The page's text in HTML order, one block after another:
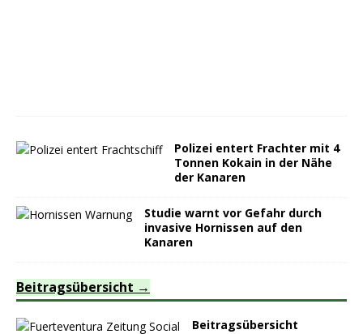
Polizei entert Frachter mit 4
Tonnen Kokain in der Nähe
der Kanaren
Studie warnt vor Gefahr durch
invasive Hornissen auf den
Kanaren
Beitragsübersicht
Beitragsübersicht